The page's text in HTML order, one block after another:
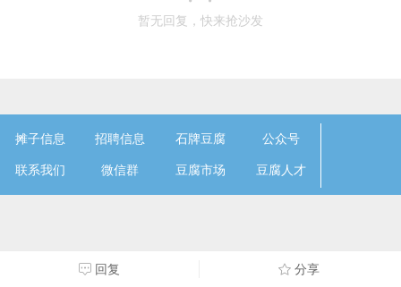
暂无回复，快来抢沙发
回复 分享
摊子信息 招聘信息 石牌豆腐 公众号
联系我们 微信群 豆腐市场 豆腐人才